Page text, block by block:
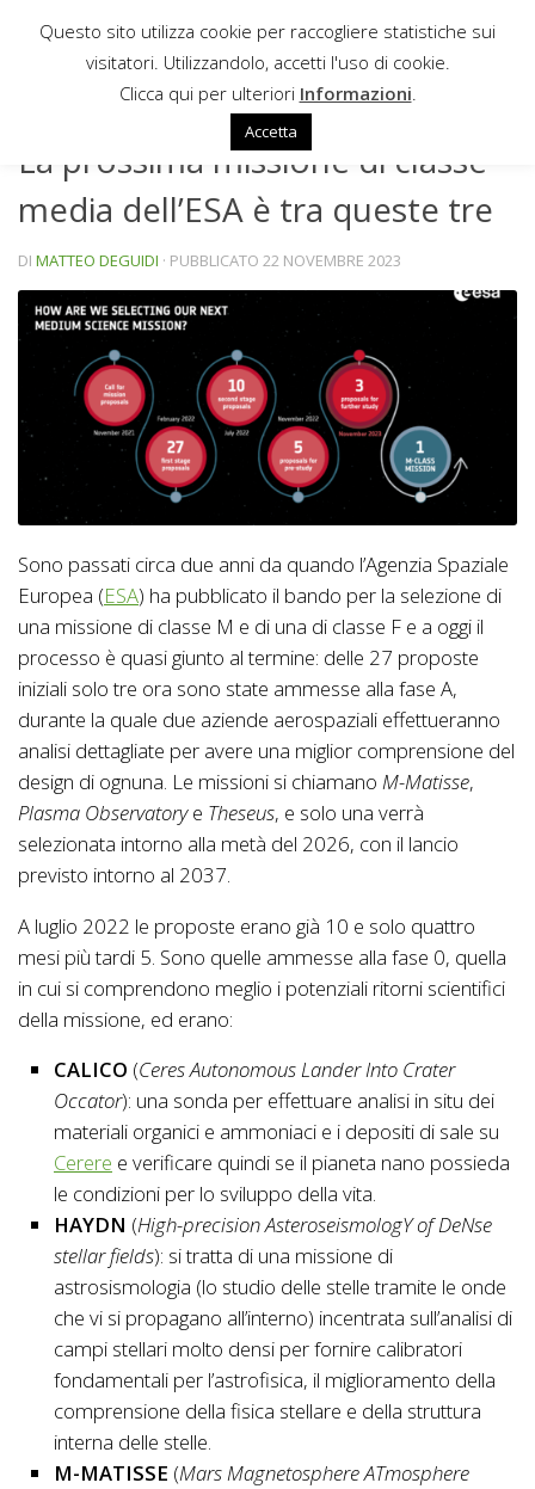
Sotto il contenuto
La prossima missione di classe
media dell’ESA è tra queste tre
DI MATTEO DEGUIDI · PUBBLICATO 22 NOVEMBRE 2023
Sono passati circa due anni da quando l’Agenzia Spaziale
Europea (ESA) ha pubblicato il bando per la selezione di
una missione di classe M e di una di classe F e a oggi il
processo è quasi giunto al termine: delle 27 proposte
iniziali solo tre ora sono state ammesse alla fase A,
durante la quale due aziende aerospaziali effettueranno
analisi dettagliate per avere una miglior comprensione del
design di ognuna. Le missioni si chiamano M-Matisse,
Plasma Observatorye Theseus, e solo una verrà
selezionata intorno alla metà del 2026, con il lancio
previsto intorno al 2037.
A luglio 2022 le proposte erano già 10 e solo quattro
mesi più tardi 5. Sono quelle ammesse alla fase 0, quella
in cui si comprendono meglio i potenziali ritorni scientifici
della missione, ed erano:
CALICO (Ceres Autonomous Lander Into Crater
Occator): una sonda per effettuare analisi in situ dei
materiali organici e ammoniaci e i depositi di sale su
Cerere e verificare quindi se il pianeta nano possieda
le condizioni per lo sviluppo della vita.
HAYDN (High-precision AsteroseismologY of DeNse
stellar fields): si tratta di una missione di
astrosismologia (lo studio delle stelle tramite le onde
che vi si propagano all’interno) incentrata sull’analisi di
campi stellari molto densi per fornire calibratori
fondamentali per l’astrofisica, il miglioramento della
comprensione della fisica stellare e della struttura
interna delle stelle.
M-MATISSE (Mars Magnetosphere ATmosphere
Questo sito utilizza cookie per raccogliere statistiche sui
visitatori. Utilizzandolo, accetti l'uso di cookie.
Clicca qui per ulteriori Informazioni
Accetta